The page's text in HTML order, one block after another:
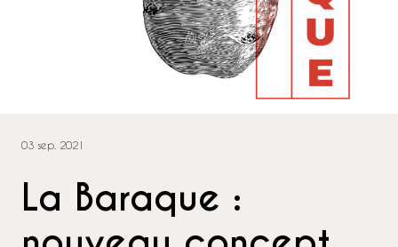
03 sep. 2021
La Baraque :